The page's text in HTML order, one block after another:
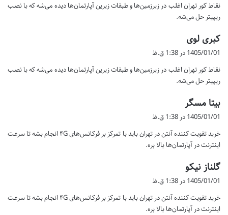
:
نقاط کور تهران اغلب در زیرزمین‌ها و طبقات زیرین آپارتمان‌ها دیده می‌شه که با نصب
ریپیتر حل می‌شه.
کبری لوی
ت
:
1405/01/01 در 1:38 ق.ظ
نقاط کور تهران اغلب در زیرزمین‌ها و طبقات زیرین آپارتمان‌ها دیده می‌شه که با نصب
ریپیتر حل می‌شه.
بیتا مسگر
ت
:
1405/01/01 در 1:38 ق.ظ
خرید تقویت کننده آنتن در تهران باید با تمرکز بر فرکانس‌های ۴G انجام بشه تا سرعت
اینترنت در آپارتمان‌ها بالا بره.
گلناز نیکو
ت
:
1405/01/01 در 1:38 ق.ظ
خرید تقویت کننده آنتن در تهران باید با تمرکز بر فرکانس‌های ۴G انجام بشه تا سرعت
اینترنت در آپارتمان‌ها بالا بره.